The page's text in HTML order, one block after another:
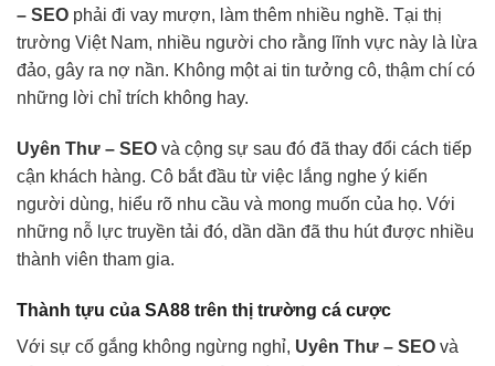
– SEO phải đi vay mượn, làm thêm nhiều nghề. Tại thị
trường Việt Nam, nhiều người cho rằng lĩnh vực này là lừa
đảo, gây ra nợ nần. Không một ai tin tưởng cô, thậm chí có
những lời chỉ trích không hay.
Uyên Thư – SEO và cộng sự sau đó đã thay đổi cách tiếp
cận khách hàng. Cô bắt đầu từ việc lắng nghe ý kiến
người dùng, hiểu rõ nhu cầu và mong muốn của họ. Với
những nỗ lực truyền tải đó, dần dần đã thu hút được nhiều
thành viên tham gia.
Thành tựu của SA88 trên thị trường cá cược
Với sự cố gắng không ngừng nghỉ, Uyên Thư – SEO và